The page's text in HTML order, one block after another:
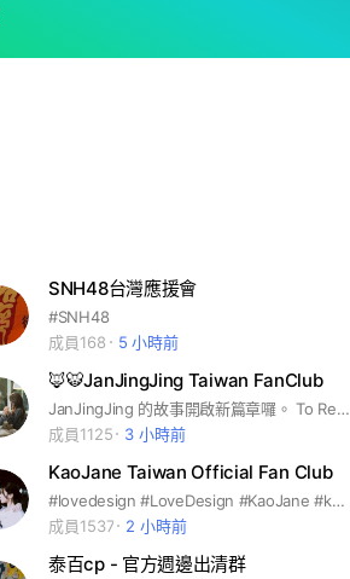
SNH48台灣應援會
#SNH48
成員168
5 小時前
🦊🐯JanJingJing Taiwan FanClub
JanJingJing 的故事開啟新篇章囉。 To Record Every Moment For JanJingJing. #JanhaePloyshompoo#Janhae#Jan#JingJing#JingJingYu#JanJingJing#jan#janhae#jingjingyu#jingjing#janjingjing#EnemiesWithBenfits #派派琳#余晶晶 #MuTeLuv#HelloIsThisLuck?#泰百#泰劇##泰娛#GMM#GL
成員1125
3 小時前
KaoJane Taiwan Official Fan Club
#lovedesign #LoveDesign #KaoJane #kaojane #JaneKao #janekao #supassara #Supassara #Jane #jane #葉芷妤
成員1537
2 小時前
泰百cp - 官方週邊出清群